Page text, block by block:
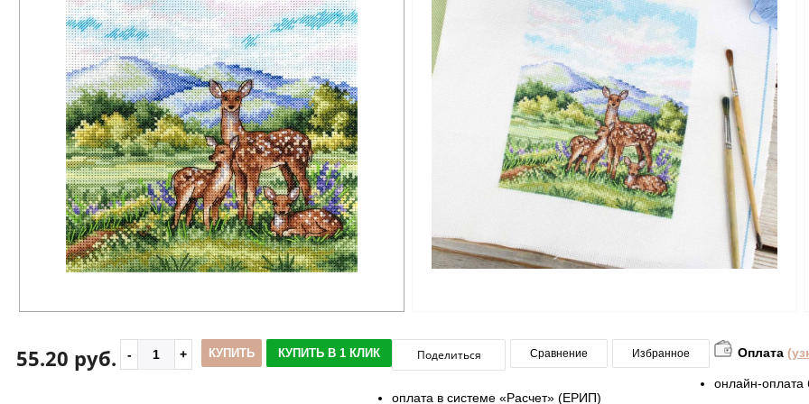
55.20 руб. КУПИТЬ КУПИТЬ В 1 КЛИК Поделиться Сравнение Избранное Оплата
онлайн-оплата
оплата в системе «Расчет» (ЕРИП)